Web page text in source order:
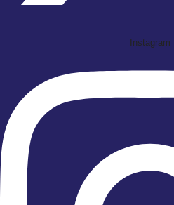
Instagram